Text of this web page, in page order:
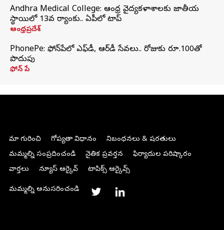
Andhra Medical College: ఆంధ్ర వైద్యకళాశాలకు జాతీయ
స్థాయిలో 13వ ర్యాంకు.. ఏపీలో టాప్
ఆంధ్రప్రదేశ్
PhonePe: ఫోన్‌పేలో ఎఫ్‌డీ, ఆర్‌డీ సేవలు.. రోజుకు రూ.100తో
పొదుపు
ఫోన్‌ పే
మా గురించి గోప్యతా విధానం
నిబంధనలు & షరతులు
మమ్మల్ని సంప్రదించండి
నైతిక ప్రవర్తన
ఫిర్యాదుల పరిష్కారం
వార్తలు
న్యూస్ ఆర్కైవ్ టాపిక్స్ ఆర్కైవ్స్
మమ్మల్ని అనుసరించండి